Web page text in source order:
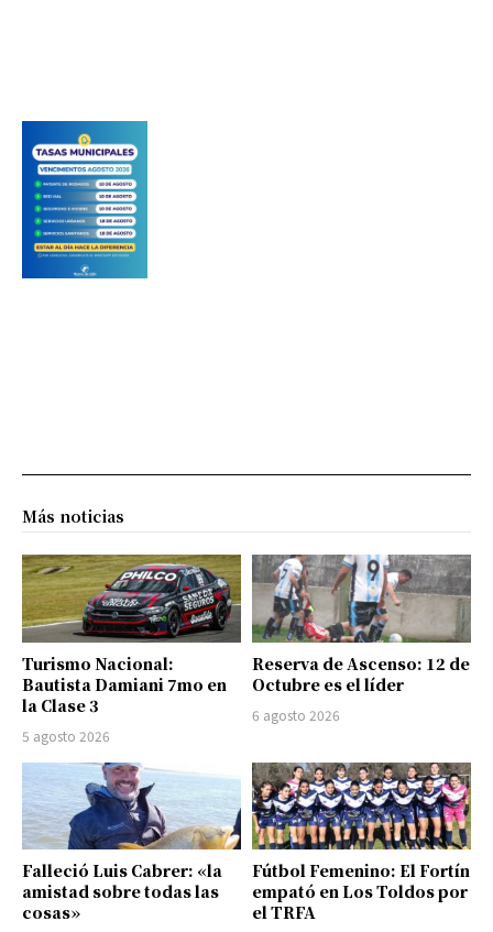
Más noticias
Turismo Nacional:
Bautista Damiani 7mo en
la Clase 3
5 agosto 2026
Reserva de Ascenso: 12 de
Octubre es el líder
6 agosto 2026
Falleció Luis Cabrer: «la
amistad sobre todas las
cosas»
Fútbol Femenino: El Fortín
empató en Los Toldos por
el TRFA